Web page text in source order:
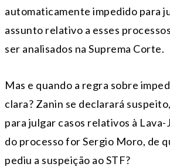
automaticamente impedido para
assunto relativo a esses
ser analisados na Suprema Corte.
Mas e quando a regra sobre
clara? Zanin se declarará
para julgar casos relativos à Lava-
do processo for Sergio Moro, de
pediu a suspeição ao STF?